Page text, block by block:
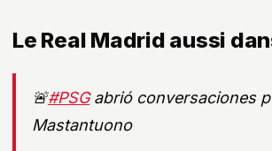
Le Real Madrid aussi
🚨#PSGabrió conversaciones
Mastantuono